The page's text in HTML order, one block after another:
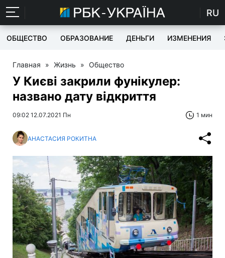
RU
ОБЩЕСТВО ОБРАЗОВАНИЕ ДЕНЬГИ ИЗМЕНЕНИЯ
Главная » Жизнь » Общество
У Києві закрили фунікулер:
названо дату відкриття
09:02 12.07.2021 Пн 1 мин
АНАСТАСИЯ РОКИТНА